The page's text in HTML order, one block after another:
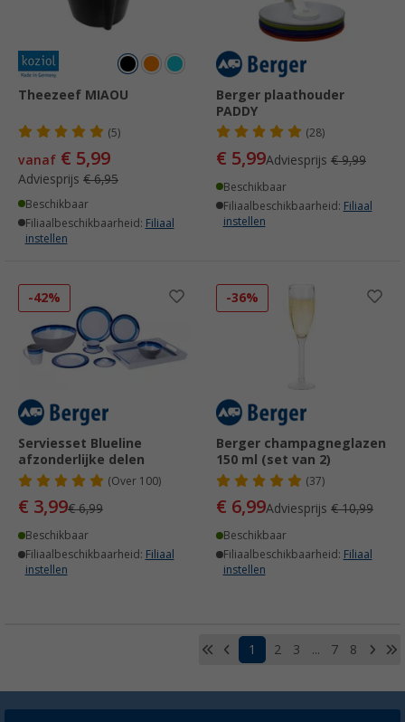
Theezeef MIAOU
(5)
vanaf € 5,99
Adviesprijs € 6,95
Beschikbaar
Filiaalbeschikbaarheid: Filiaal
instellen
Berger plaathouder
PADDY
(28)
€ 5,99Adviesprijs € 9,99
Beschikbaar
Filiaalbeschikbaarheid: Filiaal
instellen
-42%
Serviesset Blueline
afzonderlijke delen
(Over100)
€ 3,99€ 6,99
Beschikbaar
Filiaalbeschikbaarheid: Filiaal
instellen
-36%
Berger champagneglazen
150 ml (set van 2)
(37)
€ 6,99Adviesprijs € 10,99
Beschikbaar
Filiaalbeschikbaarheid: Filiaal
instellen
1 2 3 ... 7 8